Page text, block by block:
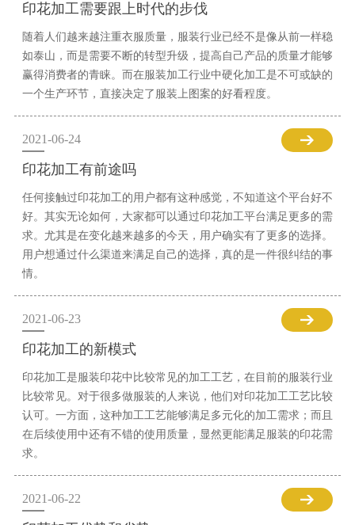
印花加工需要跟上时代的步伐
随着人们越来越注重衣服质量，服装行业已经不是像从前一样稳
如泰山，而是需要不断的转型升级，提高自己产品的质量才能够
赢得消费者的青睐。而在服装加工行业中硬化加工是不可或缺的
一个生产环节，直接决定了服装上图案的好看程度。
2021-06-24
印花加工有前途吗
任何接触过印花加工的用户都有这种感觉，不知道这个平台好不
好。其实无论如何，大家都可以通过印花加工平台满足更多的需
求。尤其是在变化越来越多的今天，用户确实有了更多的选择。
用户想通过什么渠道来满足自己的选择，真的是一件很纠结的事
情。
2021-06-23
印花加工的新模式
印花加工是服装印花中比较常见的加工工艺，在目前的服装行业
比较常见。对于很多做服装的人来说，他们对印花加工工艺比较
认可。一方面，这种加工工艺能够满足多元化的加工需求；而且
在后续使用中还有不错的使用质量，显然更能满足服装的印花需
求。
2021-06-22